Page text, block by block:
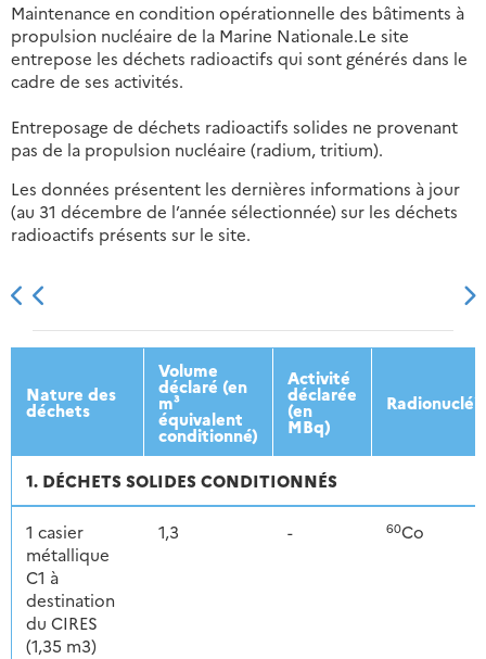
Maintenance en condition opérationnelle des bâtiments à
propulsion nucléaire de la Marine Nationale.Le site
entrepose les déchets radioactifs qui sont générés dans le
cadre de ses activités.
Entreposage de déchets radioactifs solides ne provenant
pas de la propulsion nucléaire (radium, tritium).
Les données présentent les dernières informations à jour
(au 31 décembre de l’année sélectionnée) sur les déchets
radioactifs présents sur le site.
2013 2014 2015 2016
Nature des
déchets
Volume
déclaré (en
m³
équivalent
conditionné)
Activité
déclarée
(en
MBq)
1. DÉCHETS SOLIDES CONDITIONNÉS
1 casier
métallique
C1 à
destination
du CIRES
(1,35 m3)
1,3 - 60Co